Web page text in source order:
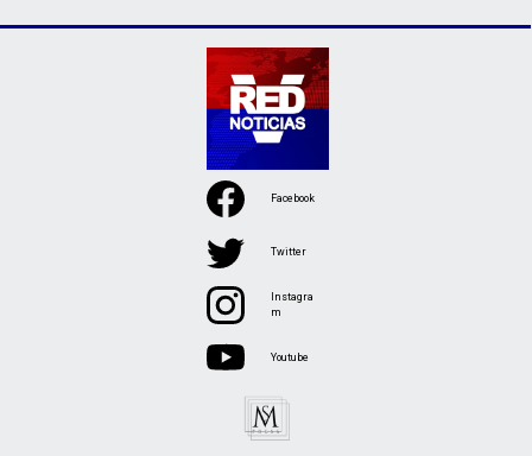
Facebook
Twitter
Instagra
m
Youtube